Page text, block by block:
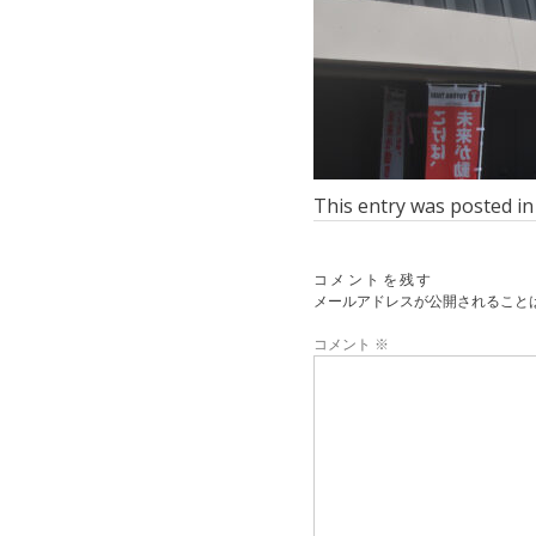
This entry was posted
コメントを残す
メールアドレスが公開されること
コメント ※